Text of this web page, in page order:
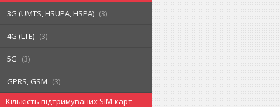
3G (UMTS, HSUPA, HSPA)
3
4G (LTE) 3
5G 3
GPRS, GSM
3
Кількість підтримуваних SIM-карт